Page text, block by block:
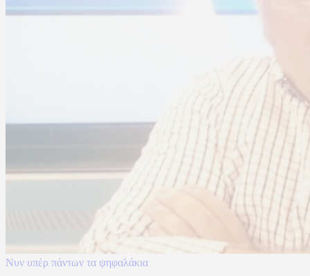
Νυν υπέρ πάντων τα ψηφαλάκια